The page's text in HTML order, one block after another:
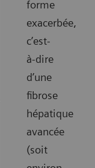
forme
exacerbée,
c’est-
à-dire
d’une
fibrose
hépatique
avancée
(soit